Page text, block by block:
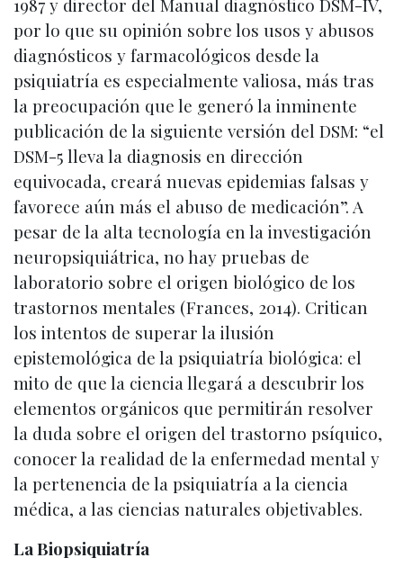
por lo que su opinión sobre los usos y abusos
diagnósticos y farmacológicos desde la
psiquiatría es especialmente valiosa, más tras
la preocupación que le generó la inminente
publicación de la siguiente versión del DSM: “el
DSM-5 lleva la diagnosis en dirección
equivocada, creará nuevas epidemias falsas y
favorece aún más el abuso de medicación”. A
pesar de la alta tecnología en la investigación
neuropsiquiátrica, no hay pruebas de
laboratorio sobre el origen biológico de los
trastornos mentales (Frances, 2014). Critican
los intentos de superar la ilusión
epistemológica de la psiquiatría biológica: el
mito de que la ciencia llegará a descubrir los
elementos orgánicos que permitirán resolver
la duda sobre el origen del trastorno psíquico,
conocer la realidad de la enfermedad mental y
la pertenencia de la psiquiatría a la ciencia
médica, a las ciencias naturales objetivables.
La Biopsiquiatría